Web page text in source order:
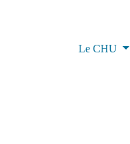
Le CHU